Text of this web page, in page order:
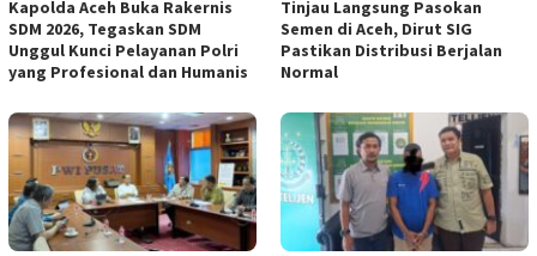
Kapolda Aceh Buka Rakernis
SDM 2026, Tegaskan SDM
Unggul Kunci Pelayanan Polri
yang Profesional dan Humanis
Tinjau Langsung Pasokan
Semen di Aceh, Dirut SIG
Pastikan Distribusi Berjalan
Normal